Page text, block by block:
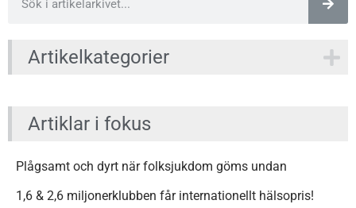
Artikelkategorier
Artiklar i fokus
Plågsamt och dyrt när folksjukdom göms undan
1,6 & 2,6 miljonerklubben får internationellt hälsopris!